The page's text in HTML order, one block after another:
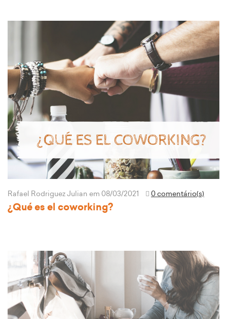
Rafael Rodriguez Julian em 08/03/2021 0 comentário(s)
¿Qué es el coworking?